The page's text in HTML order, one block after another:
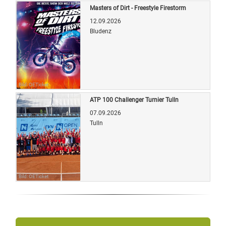
Bild: OETicket
Masters of Dirt - Freestyle Firestorm
12.09.2026
Bludenz
Bild: OETicket
ATP 100 Challenger Turnier Tulln
07.09.2026
Tulln